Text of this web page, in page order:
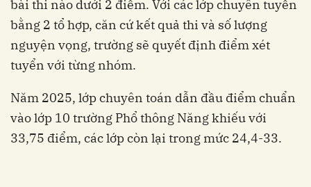
bài thi nào dưới 2 điểm. Với các lớp chuyên tuyển
bằng 2 tổ hợp, căn cứ kết quả thi và số lượng
nguyện vọng, trường sẽ quyết định điểm xét
tuyển với từng nhóm.
Năm 2025, lớp chuyên toán dẫn đầu điểm chuẩn
vào lớp 10 trường Phổ thông Năng khiếu với
33,75 điểm, các lớp còn lại trong mức 24,4-33.